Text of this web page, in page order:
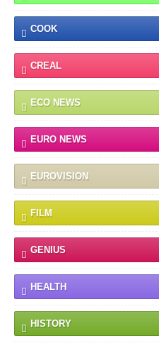
COOK
CREAL
ECO NEWS
EURO NEWS
EUROVISION
FILM
GENIUS
HEALTH
HISTORY